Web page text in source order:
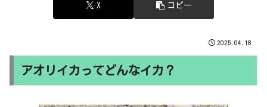
X コピー
2025.04.18
アオリイカってどんなイカ？